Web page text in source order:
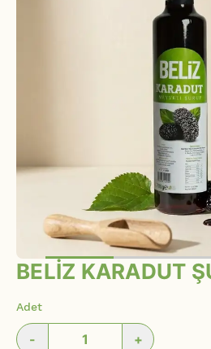
BELİZ KARADUT
Adet
- +